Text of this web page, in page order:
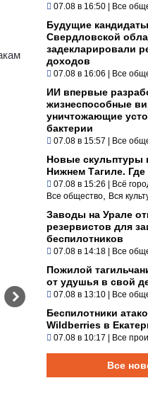
07.08 в 16:50 | Все
Будущие
Свердловской
задекларировали
доходов
07.08 в 16:06 | Все
ИИ впервые
жизнеспособные
уничтожающие
бактерии
07.08 в 15:57 | Все
Новые скульптуры
Нижнем Тагиле.
07.08 в 15:26 | Всё
Все общество Вся
Заводы на Урале
резервистов для
беспилотников
07.08 в 14:18 | Все
Пожилой
от удушья в свой
07.08 в 13:10 | Все
Беспилотники
Wildberries в
07.08 в 10:17 | Все
Все